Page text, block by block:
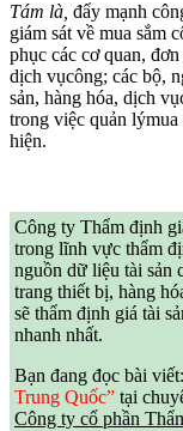
Tám là, đẩy mạnh
giám sát về mua sắm
phục các cơ quan,
dịch vụcông; các bộ,
sản, hàng hóa, dịch
trong việc quản
hiện.
Công ty Thẩm định
trong lĩnh vực thẩm
nguồn dữ liệu tài sản
trang thiết bị, hàng
sẽ thẩm định giá tài
nhanh nhất.
Bạn đang đọc bài viết:
Trung Quốc” tại
Công ty cổ phần